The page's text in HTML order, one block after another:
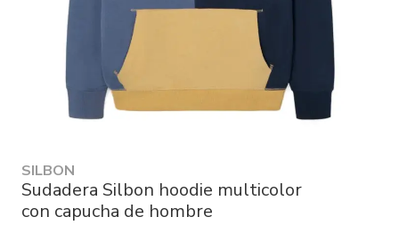
SILBON
Sudadera Silbon hoodie multicolor
con capucha de hombre